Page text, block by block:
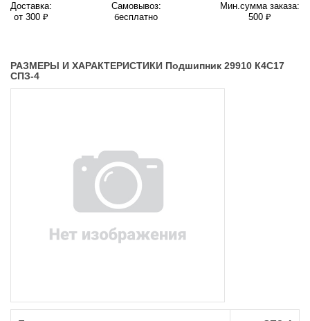
Доставка:
от 300 ₽
Самовывоз:
бесплатно
Мин.сумма заказа:
500 ₽
РАЗМЕРЫ И ХАРАКТЕРИСТИКИ Подшипник 29910 К4С17
СПЗ-4